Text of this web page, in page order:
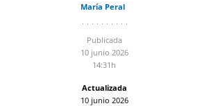
María Peral
Publicada
10 junio 2026
14:31h
Actualizada
10 junio 2026